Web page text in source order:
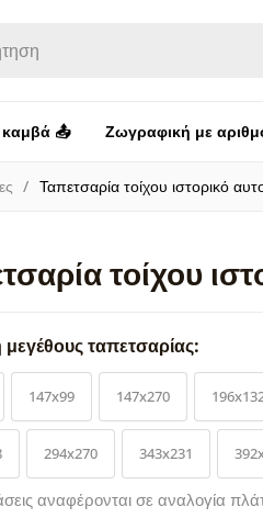
📤 Ζωγραφική με
Ταπετσαρία τοίχου ιστορικό
τοίχου
ταπετσαρίας:
147x99 147x270
294x270 343x231
αναφέρονται σε αναλογία